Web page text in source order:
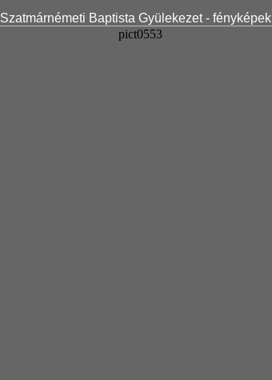
Szatmárnémeti Baptista Gyülekezet - fényképek